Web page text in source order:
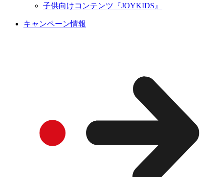
子供向けコンテンツ『JOYKIDS』
キャンペーン情報